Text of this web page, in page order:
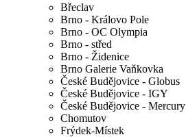
Břeclav
Brno - Královo Pole
Brno - OC Olympia
Brno - střed
Brno - Židenice
Brno Galerie Vaňkovka
České Budějovice - Globus
České Budějovice - IGY
České Budějovice - Mercury
Chomutov
Frýdek-Místek